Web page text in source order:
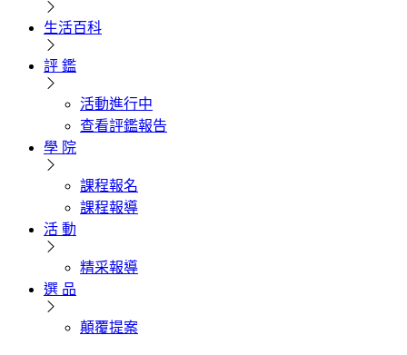
生活百科
評 鑑
活動進行中
查看評鑑報告
學 院
課程報名
課程報導
活 動
精采報導
選 品
顛覆提案